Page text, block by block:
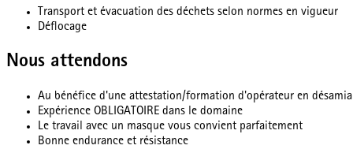
Transport et évacuation des déchets selon normes en vigueur
Déflocage
Nous attendons
Au bénéfice d'une attestation/formation d'opérateur en
Expérience OBLIGATOIRE dans le domaine
Le travail avec un masque vous convient parfaitement
Bonne endurance et résistance